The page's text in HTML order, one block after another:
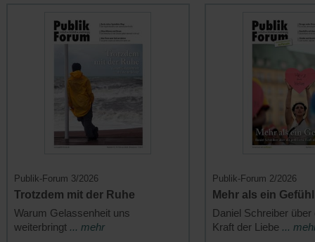
Publik-Forum 3/2026
Trotzdem mit der Ruhe
Warum Gelassenheit uns
weiterbringt ... mehr
Publik-Forum 2/2026
Mehr als ein Gefühl
Daniel Schreiber über
Kraft der Liebe ...